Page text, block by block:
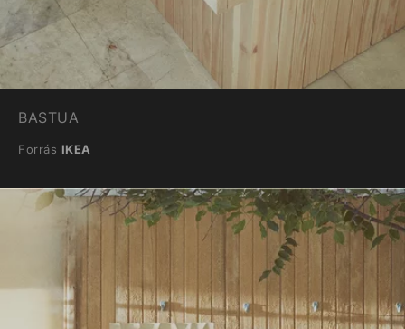
BASTUA
Forrás IKEA